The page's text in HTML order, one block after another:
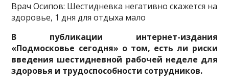
Врач Осипов: Шестидневка негативно скажется на
здоровье, 1 дня для отдыха мало
В публикации интернет-издания
«Подмосковье сегодня» о том, есть ли риски
введения шестидневной рабочей неделе для
здоровья и трудоспособности сотрудников.